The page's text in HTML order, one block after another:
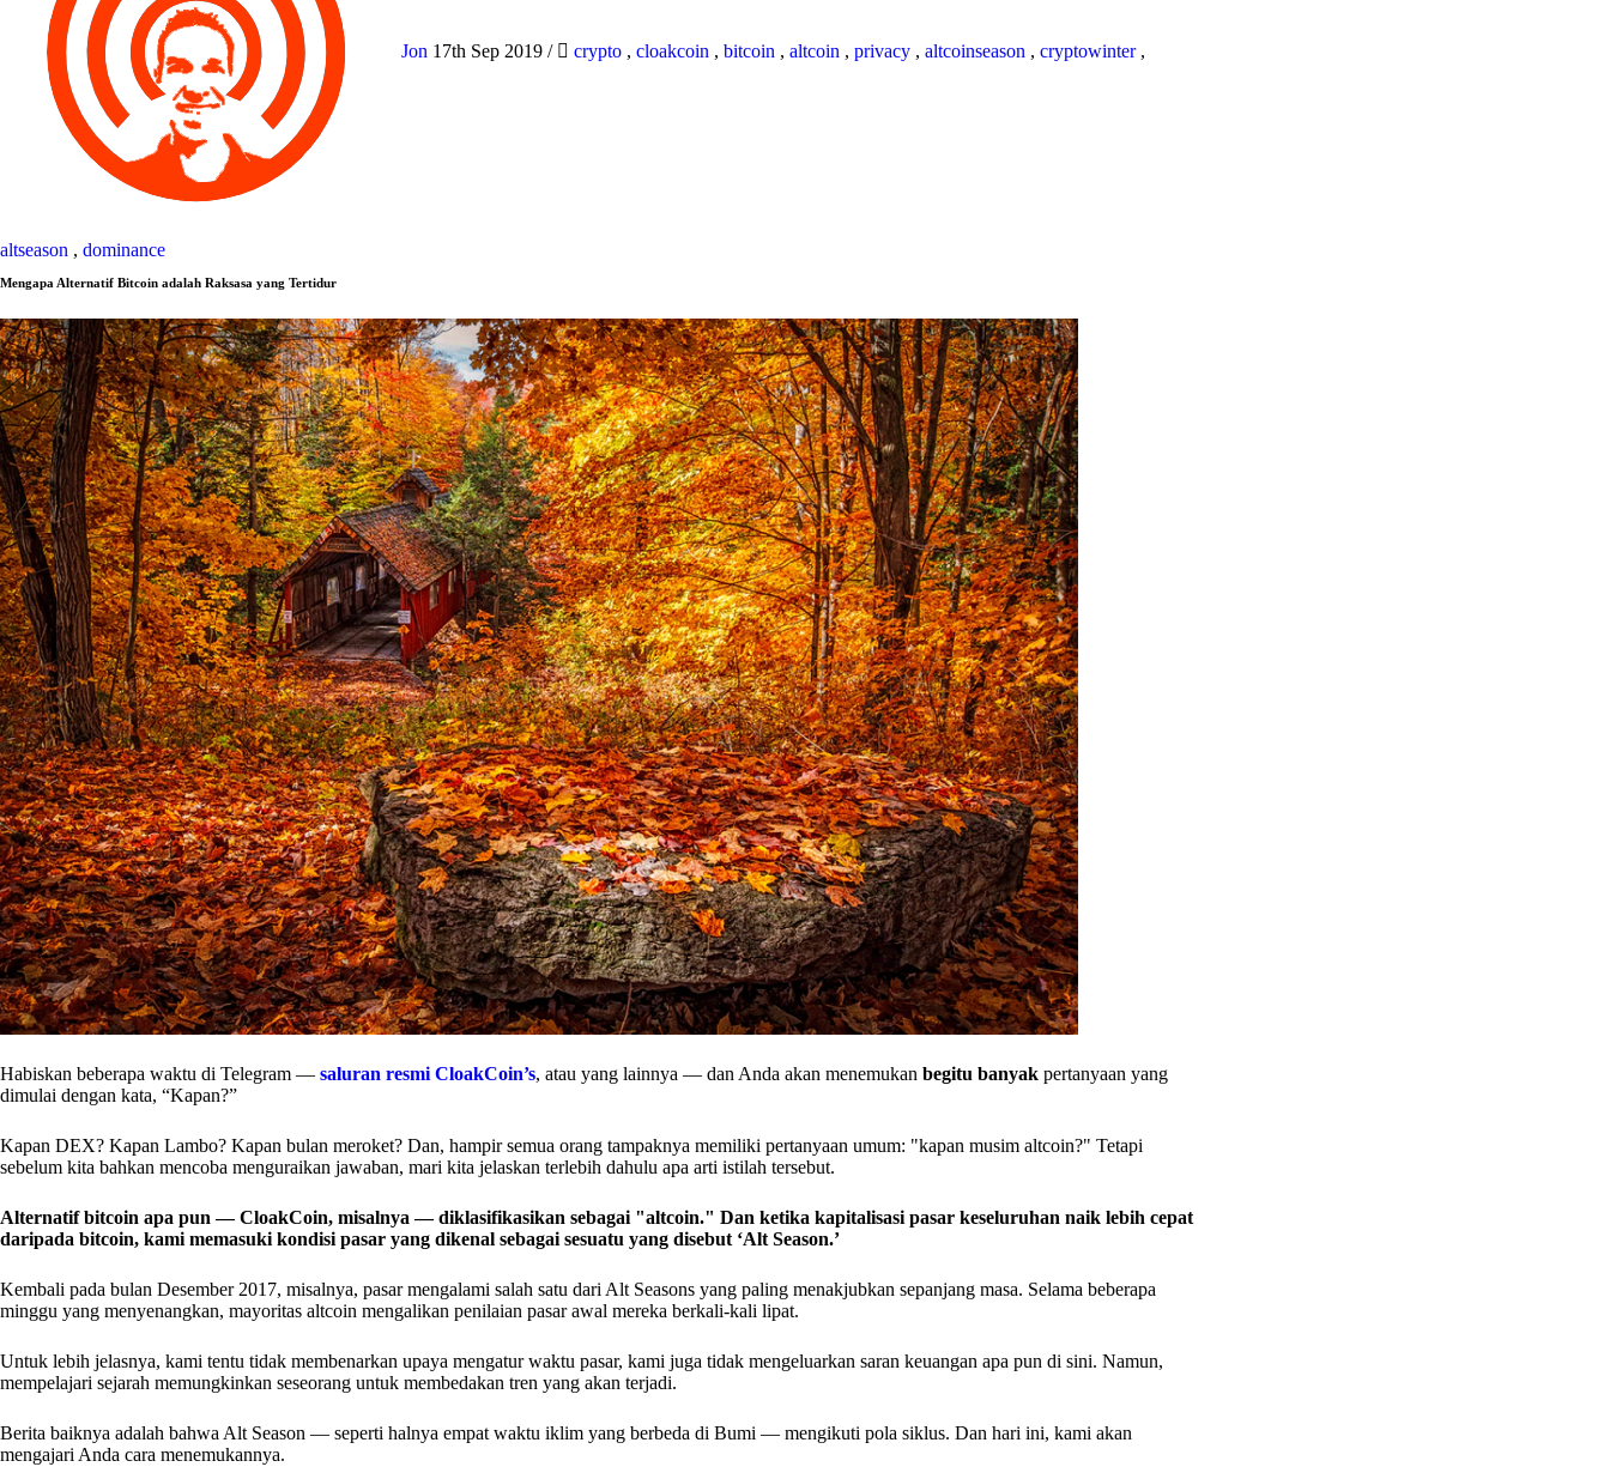
Jon 17th Sep 2019 / crypto , cloakcoin , bitcoin , altcoin , privacy , altcoinseason , cryptowinter,
altseason , dominance
Mengapa Alternatif Bitcoin adalah Raksasa yang Tertidur
Habiskan beberapa waktu di Telegram — saluran resmi CloakCoin’s, atau yang lainnya — dan Anda akan menemukan begitu banyak pertanyaan yang
dimulai dengan kata, “Kapan?”
Kapan DEX? Kapan Lambo? Kapan bulan meroket? Dan, hampir semua orang tampaknya memiliki pertanyaan umum: "kapan musim altcoin?" Tetapi
sebelum kita bahkan mencoba menguraikan jawaban, mari kita jelaskan terlebih dahulu apa arti istilah tersebut.
Alternatif bitcoin apa pun — CloakCoin, misalnya — diklasifikasikan sebagai "altcoin." Dan ketika kapitalisasi pasar keseluruhan naik lebih cepat
daripada bitcoin, kami memasuki kondisi pasar yang dikenal sebagai sesuatu yang disebut ‘Alt Season.’
Kembali pada bulan Desember 2017, misalnya, pasar mengalami salah satu dari Alt Seasons yang paling menakjubkan sepanjang masa. Selama beberapa
minggu yang menyenangkan, mayoritas altcoin mengalikan penilaian pasar awal mereka berkali-kali lipat.
Untuk lebih jelasnya, kami tentu tidak membenarkan upaya mengatur waktu pasar, kami juga tidak mengeluarkan saran keuangan apa pun di sini. Namun,
mempelajari sejarah memungkinkan seseorang untuk membedakan tren yang akan terjadi.
Berita baiknya adalah bahwa Alt Season — seperti halnya empat waktu iklim yang berbeda di Bumi — mengikuti pola siklus. Dan hari ini, kami akan
mengajari Anda cara menemukannya.